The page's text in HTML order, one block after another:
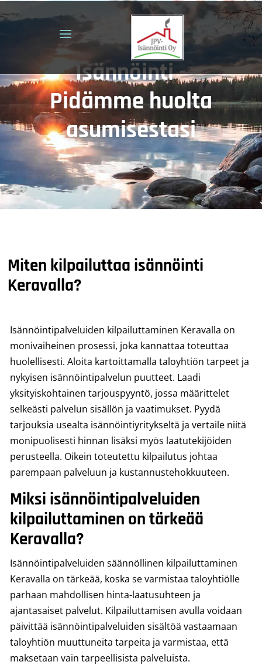
Isännöinti -
Pidämme huolta
asumisestasi
Miten kilpailuttaa isännöinti
Keravalla?
Isännöintipalveluiden kilpailuttaminen Keravalla on
monivaiheinen prosessi, joka kannattaa toteuttaa
huolellisesti. Aloita kartoittamalla taloyhtiön tarpeet ja
nykyisen isännöintipalvelun puutteet. Laadi
yksityiskohtainen tarjouspyyntö, jossa määrittelet
selkeästi palvelun sisällön ja vaatimukset. Pyydä
tarjouksia usealta isännöintiyritykseltä ja vertaile niitä
monipuolisesti hinnan lisäksi myös laatutekijöiden
perusteella. Oikein toteutettu kilpailutus johtaa
parempaan palveluun ja kustannustehokkuuteen.
Miksi isännöintipalveluiden
kilpailuttaminen on tärkeää
Keravalla?
Isännöintipalveluiden säännöllinen kilpailuttaminen
Keravalla on tärkeää, koska se varmistaa taloyhtiölle
parhaan mahdollisen hinta-laatusuhteen ja
ajantasaiset palvelut. Kilpailuttamisen avulla voidaan
päivittää isännöintipalveluiden sisältöä vastaamaan
taloyhtiön muuttuneita tarpeita ja varmistaa, että
maksetaan vain tarpeellisista palveluista.